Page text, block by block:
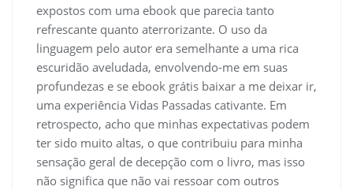
expostos com uma ebook que parecia tanto
refrescante quanto aterrorizante. O uso da
linguagem pelo autor era semelhante a uma rica
escuridão aveludada, envolvendo-me em suas
profundezas e se ebook grátis baixar a me deixar ir,
uma experiência Vidas Passadas cativante. Em
retrospecto, acho que minhas expectativas podem
ter sido muito altas, o que contribuiu para minha
sensação geral de decepção com o livro, mas isso
não significa que não vai ressoar com outros